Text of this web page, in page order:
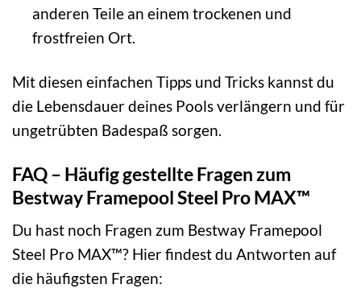
anderen Teile an einem trockenen und
frostfreien Ort.
Mit diesen einfachen Tipps und Tricks kannst du
die Lebensdauer deines Pools verlängern und für
ungetrübten Badespaß sorgen.
FAQ – Häufig gestellte Fragen zum
Bestway Framepool Steel Pro MAX™
Du hast noch Fragen zum Bestway Framepool
Steel Pro MAX™? Hier findest du Antworten auf
die häufigsten Fragen: